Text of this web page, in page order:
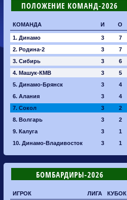
ПОЛОЖЕНИЕ КОМАНД-2026
КОМАНДА И О
1. Динамо 3
7
2. Родина-2
3
7
3. Сибирь
3
6
4. Машук-КМВ
3
5
5. Динамо-Брянск
3
4
6. Алания
3
4
7. Сокол
3
2
8. Волгарь
3
2
9. Калуга
3
1
10. Динамо-Владивосток
3 1
БОМБАРДИРЫ-2026
ИГРОК ЛИГА КУБОК